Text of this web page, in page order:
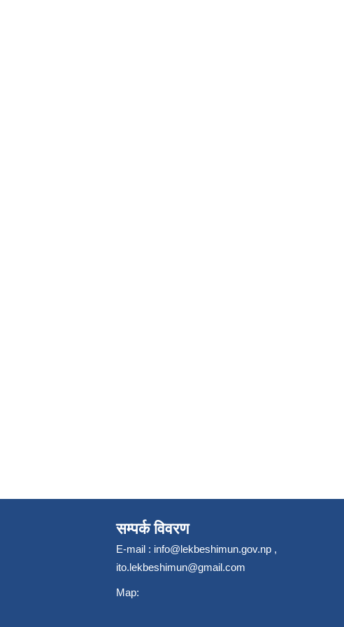
सम्पर्क विवरण
E-mail : info@lekbeshimun.gov.np ,
ito.lekbeshimun@gmail.com
Map: